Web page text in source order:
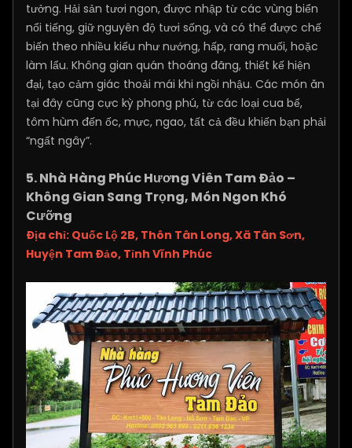
tưởng. Hải sản tươi ngon, được nhập từ các vùng biển
nổi tiếng, giữ nguyên độ tươi sống, và có thể được chế
biến theo nhiều kiểu như nướng, hấp, rang muối, hoặc
làm lẩu. Không gian quán thoáng đãng, thiết kế hiện
đại, tạo cảm giác thoải mái khi ngồi nhậu. Các món ăn
tại đây cũng cực kỳ phong phú, từ các loại cua bể,
tôm hùm đến ốc, mực, ngao, tất cả đều khiến bạn phải
“ngất ngây”.
5. Nhà Hàng Phúc Hương Viên Tam Đảo –
Không Gian Sang Trọng, Món Ngon Khó
Cưỡng
Địa chỉ: Quốc Lộ 2B, Thôn Tân Long, Xã Tân Sơn,
Huyện Tam Đảo, Tỉnh Vĩnh Phúc